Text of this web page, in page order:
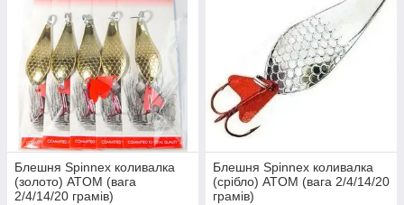
Блешня Spinnex коливалка
(золото) ATOM (вага
2/4/14/20 грамів)
Блешня Spinnex коливалка
(срібло) ATOM (вага 2/4/14/20
грамів)